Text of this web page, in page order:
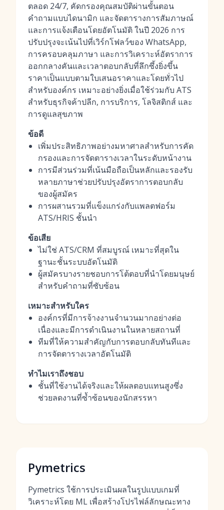
ตลอด 24/7, คัดกรองคุณสมบัติผ่านขั้นตอน
คำถามแบบไดนามิก และจัดตารางการสัมภาษณ์
และการแจ้งเตือนโดยอัตโนมัติ ในปี 2026 การ
ปรับปรุงจะเน้นไปที่เวิร์กโฟลว์ของ WhatsApp,
การครอบคลุมภาษา และการวิเคราะห์อัตราการ
ออกกลางคันและเวลาตอบกลับที่ลึกซึ้งยิ่งขึ้น
ราคาเป็นแบบตามใบเสนอราคาและโดยทั่วไป
สำหรับองค์กร เหมาะอย่างยิ่งเมื่อใช้ร่วมกับ ATS
สำหรับธุรกิจค้าปลีก, การบริการ, โลจิสติกส์ และ
การดูแลสุขภาพ
ข้อดี
เพิ่มประสิทธิภาพอย่างมหาศาลสำหรับการคัด
กรองและการจัดตารางเวลาในระดับหน้างาน
การมีส่วนร่วมที่เน้นมือถือเป็นหลักและรองรับ
หลายภาษาช่วยปรับปรุงอัตราการตอบกลับ
ของผู้สมัคร
การผสานรวมที่แข็งแกร่งกับแพลตฟอร์ม
ATS/HRIS ชั้นนำ
ข้อเสีย
ไม่ใช่ ATS/CRM ที่สมบูรณ์ เหมาะที่สุดใน
ฐานะชั้นระบบอัตโนมัติ
ผู้สมัครบางรายชอบการโต้ตอบที่นำโดยมนุษย์
สำหรับคำถามที่ซับซ้อน
เหมาะสำหรับใคร
องค์กรที่มีการจ้างงานจำนวนมากอย่างต่อ
เนื่องและมีการดำเนินงานในหลายสถานที่
ทีมที่ให้ความสำคัญกับการตอบกลับทันทีและ
การจัดตารางเวลาอัตโนมัติ
ทำไมเราถึงชอบ
ชั้นที่ใช้งานได้จริงและให้ผลตอบแทนสูงซึ่ง
ช่วยลดงานที่ซ้ำซ้อนของนักสรรหา
Pymetrics
Pymetrics ใช้การประเมินผลในรูปแบบเกมที่
วิเคราะห์โดย ML เพื่อสร้างโปรไฟล์ลักษณะทาง